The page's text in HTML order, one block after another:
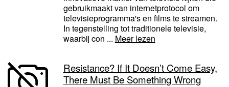
gebruikmaakt van internetprotocol om
televisieprogramma's en films te streamen.
In tegenstelling tot traditionele televisie,
waarbij con ... Meer lezen
Resistance? If It Doesn’t Come Easy,
There Must Be Something Wrong